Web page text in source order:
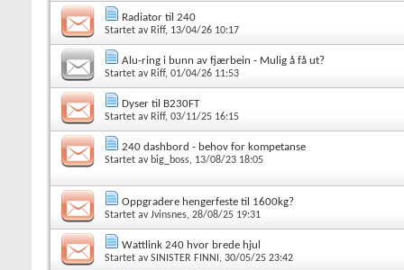
Radiator til 240
Startet av Riff, 13/04/26 10:17
Alu-ring i bunn av fjærbein - Mulig å få ut?
Startet av Riff, 01/04/26 11:53
Dyser til B230FT
Startet av Riff, 03/11/25 16:15
240 dashbord - behov for kompetanse
Startet av big_boss, 13/08/23 18:05
Oppgradere hengerfeste til 1600kg?
Startet avJvinsnes, 28/08/25 19:31
Wattlink 240 hvor brede hjul
Startet avSINISTER FINNI , 30/05/25 23:42